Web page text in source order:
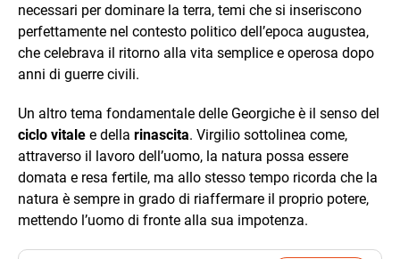
necessari per dominare la terra, temi che si inseriscono
perfettamente nel contesto politico dell’epoca augustea,
che celebrava il ritorno alla vita semplice e operosa dopo
anni di guerre civili.
Un altro tema fondamentale delle Georgiche è il senso del
ciclo vitale e della rinascita. Virgilio sottolinea come,
attraverso il lavoro dell’uomo, la natura possa essere
domata e resa fertile, ma allo stesso tempo ricorda che la
natura è sempre in grado di riaffermare il proprio potere,
mettendo l’uomo di fronte alla sua impotenza.